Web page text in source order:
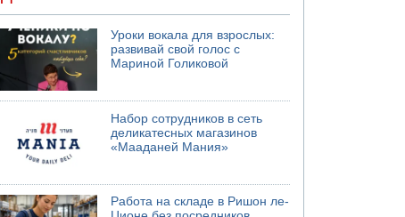
Уроки вокала для взрослых:
развивай свой голос с
Мариной Голиковой
Набор сотрудников в сеть
деликатесных магазинов
«Мааданей Мания»
Работа на складе в Ришон ле-